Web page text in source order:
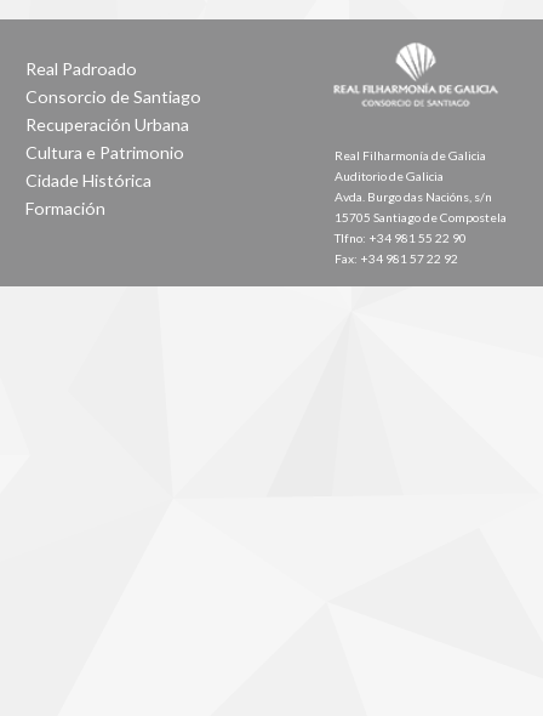
Real Padroado
Consorcio de Santiago
Recuperación Urbana
Cultura e Patrimonio
Cidade Histórica
Formación
Real Filharmonía de Galicia
Auditorio de Galicia
Avda. Burgo das Nacións, s/n
15705 Santiago de Compostela
Tlfno: +34 981 55 22 90
Fax: +34 981 57 22 92